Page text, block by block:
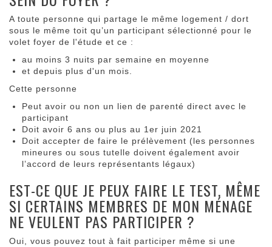
A toute personne qui partage le même logement / dort
sous le même toit qu’un participant sélectionné pour le
volet foyer de l'étude et ce :
au moins 3 nuits par semaine en moyenne
et depuis plus d'un mois.
Cette personne
Peut avoir ou non un lien de parenté direct avec le
participant
Doit avoir 6 ans ou plus au 1er juin 2021
Doit accepter de faire le prélèvement (les personnes
mineures ou sous tutelle doivent également avoir
l’accord de leurs représentants légaux)
EST-CE QUE JE PEUX FAIRE LE TEST, MÊME
SI CERTAINS MEMBRES DE MON MÉNAGE
NE VEULENT PAS PARTICIPER ?
Oui, vous pouvez tout à fait participer même si une